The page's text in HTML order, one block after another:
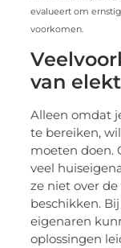
evalueert om
voorkomen.
van
Alleen omdat
te bereiken,
moeten doen.
veel
ze niet over
beschikken.
eigenaren
oplossingen